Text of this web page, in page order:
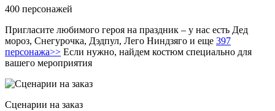
400 персонажей
Пригласите любимого героя на праздник – у нас есть Дед
мороз, Снегурочка, Дэдпул, Лего Ниндзяго и еще 397
персонажа>> Если нужно, найдем костюм специально для
вашего мероприятия
Сценарии на заказ